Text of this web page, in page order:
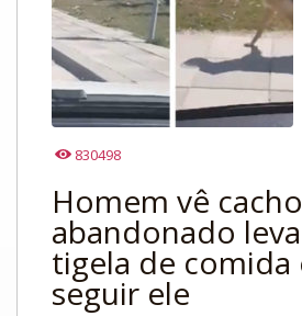
830498
Homem vê
abandonado
tigela de comida
seguir ele